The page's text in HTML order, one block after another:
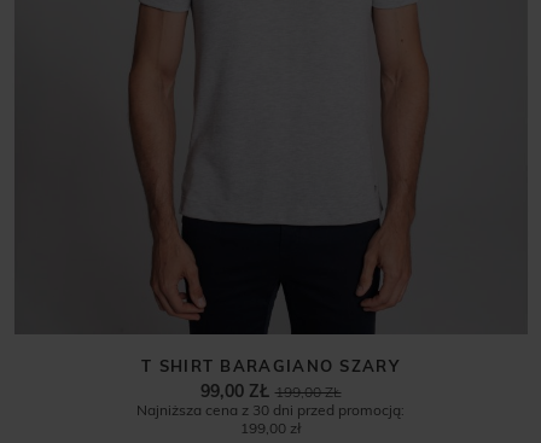
T SHIRT BARAGIANO SZARY
199,00 ZŁ
99,00 ZŁ
Najniższa cena z 30 dni przed promocją:
199,00 zł